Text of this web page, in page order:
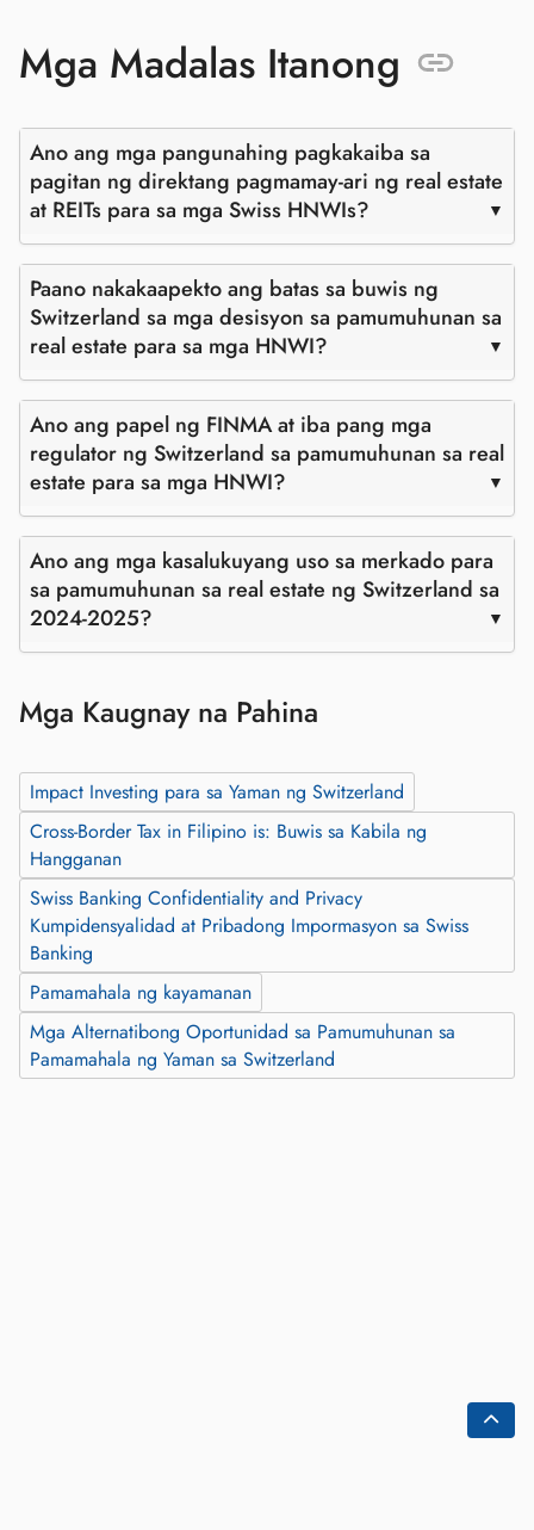
Mga Madalas Itanong
Ano ang mga pangunahing pagkakaiba sa
pagitan ng direktang pagmamay-ari ng real estate
at REITs para sa mga Swiss HNWIs?
Paano nakakaapekto ang batas sa buwis ng
Switzerland sa mga desisyon sa pamumuhunan sa
real estate para sa mga HNWI?
Ano ang papel ng FINMA at iba pang mga
regulator ng Switzerland sa pamumuhunan sa real
estate para sa mga HNWI?
Ano ang mga kasalukuyang uso sa merkado para
sa pamumuhunan sa real estate ng Switzerland sa
2024-2025?
Mga Kaugnay na Pahina
Impact Investing para sa Yaman ng Switzerland
Cross-Border Tax in Filipino is: Buwis sa Kabila ng
Hangganan
Swiss Banking Confidentiality and Privacy
Kumpidensyalidad at Pribadong Impormasyon sa Swiss
Banking
Pamamahala ng kayamanan
Mga Alternatibong Oportunidad sa Pamumuhunan sa
Pamamahala ng Yaman sa Switzerland